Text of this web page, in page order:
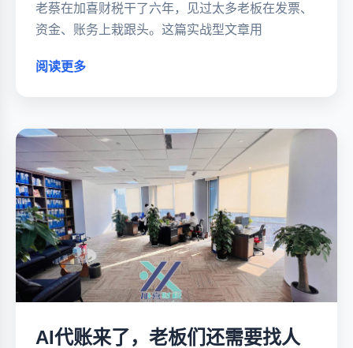
老蔡在加喜财税干了六年，见过太多老板在发票、
资金、账务上栽跟头。这篇实战型文章用
阅读更多
AI代账来了，老板们还需要找人